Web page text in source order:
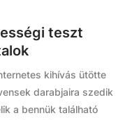
teszt
kihívás ütötte
darabjaira szedik
a bennük található